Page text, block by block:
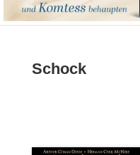
Schock